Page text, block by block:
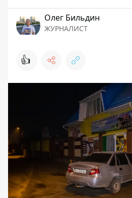
Олег Бильдин
ЖУРНАЛИСТ
👍